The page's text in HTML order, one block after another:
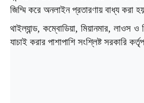
জিম্মি করে অনলাইন প্রতারণায় বাধ্য করা
থাইল্যান্ড, কম্বোডিয়া, মিয়ানমার, লাওস ও
যাচাই করার পাশাপাশি সংশ্লিষ্ট সরকারি